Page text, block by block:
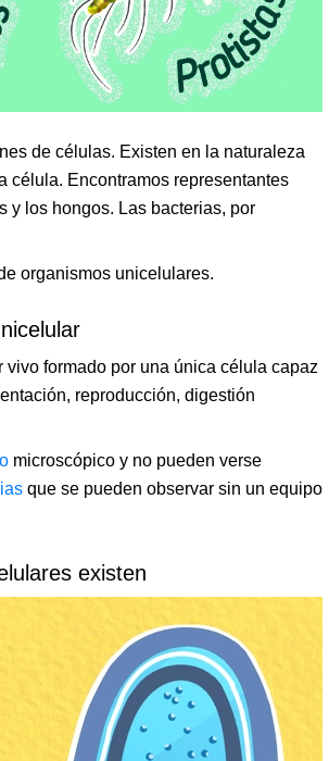
de células. Existen en la naturaleza
célula. Encontramos representantes
y los hongos. Las bacterias, por
organismos unicelulares.
vivo formado por una única célula capaz
reproducción, digestión
microscópico y no pueden verse
que se pueden observar sin un equipo
existen